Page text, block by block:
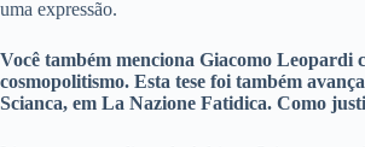
uma expressão.
Você também menciona Giacomo Leopardi
cosmopolitismo. Esta tese foi também
Scianca, em La Nazione Fatidica. Como